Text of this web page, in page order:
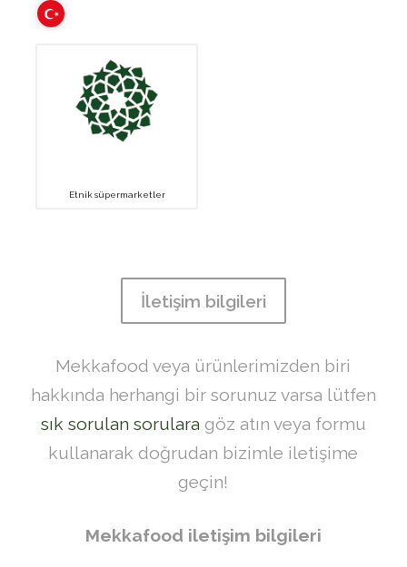
Etnik süpermarketler
İletişim bilgileri
Mekkafood veya ürünlerimizden biri
hakkında herhangi bir sorunuz varsa lütfen
sık sorulan sorulara göz atın veya formu
kullanarak doğrudan bizimle iletişime
geçin!
Mekkafood iletişim bilgileri